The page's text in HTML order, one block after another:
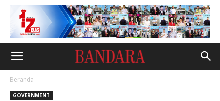
Beranda
GOVERNMENT